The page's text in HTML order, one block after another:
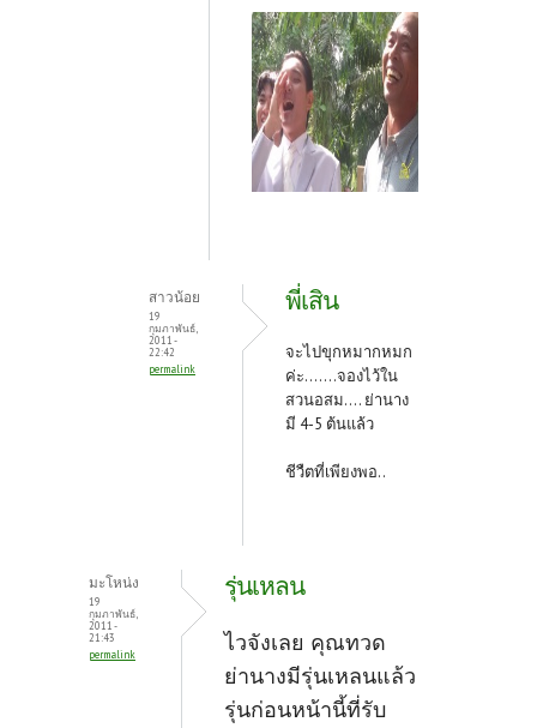
สาวน้อย
19
กุมภาพันธ์,
2011 -
22:42
permalink
พี่เสิน
จะไปขุกหมากหมก
ค่ะ.......จองไว้ใน
สวนอสม.... ย่านาง
มี 4-5 ต้นแล้ว
ชีวืตที่เพียงพอ..
มะโหน่ง
19
กุมภาพันธ์,
2011 -
21:43
permalink
รุ่นเหลน
ไวจังเลย คุณทวด
ย่านางมีรุ่นเหลนแล้ว
รุ่นก่อนหน้านี้ที่รับ